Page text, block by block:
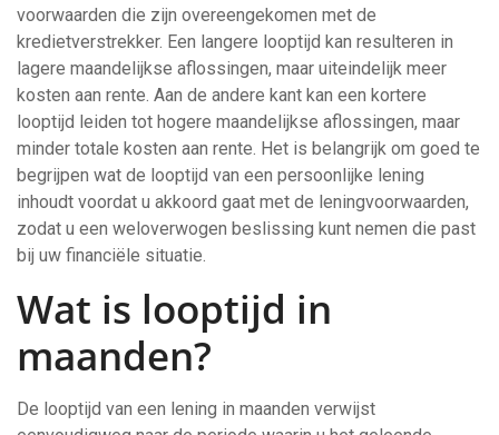
voorwaarden die zijn overeengekomen met de
kredietverstrekker. Een langere looptijd kan resulteren in
lagere maandelijkse aflossingen, maar uiteindelijk meer
kosten aan rente. Aan de andere kant kan een kortere
looptijd leiden tot hogere maandelijkse aflossingen, maar
minder totale kosten aan rente. Het is belangrijk om goed te
begrijpen wat de looptijd van een persoonlijke lening
inhoudt voordat u akkoord gaat met de leningvoorwaarden,
zodat u een weloverwogen beslissing kunt nemen die past
bij uw financiële situatie.
Wat is looptijd in
maanden?
De looptijd van een lening in maanden verwijst